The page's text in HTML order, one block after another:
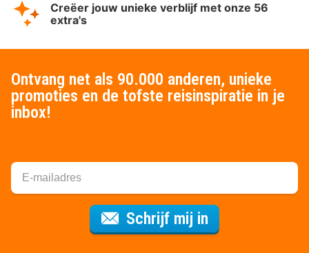
Creëer jouw unieke verblijf met onze 56
extra's
Ontvang net als 90.000 anderen, unieke
promoties en de tofste reisinspiratie in je
inbox!
Schrijf mij in